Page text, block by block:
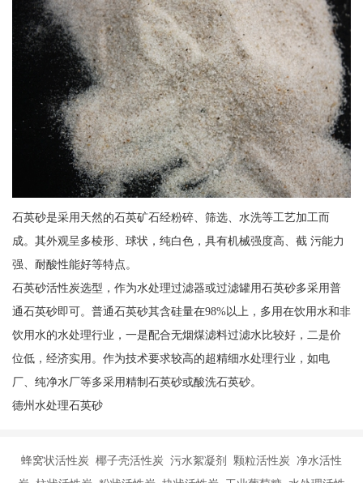
石英砂是采用天然的石英矿石经粉碎、筛选、水洗等工艺加工而
成。其外观呈多棱形、球状，纯白色，具有机械强度高、截 污能力
强、耐酸性能好等特点。
石英砂活性炭选型，作为水处理过滤器或过滤罐用石英砂多采用普
通石英砂即可。普通石英砂其含硅量在98%以上，多用在饮用水和非
饮用水的水处理行业，一是配合无烟煤滤料过滤水比较好，二是价
位低，经济实用。作为技术要求较高的超精细水处理行业，如电
厂、纯净水厂等多采用精制石英砂或酸洗石英砂。
德州水处理石英砂
蜂窝状活性炭 椰子壳活性炭 污水絮凝剂 颗粒活性炭 净水活性